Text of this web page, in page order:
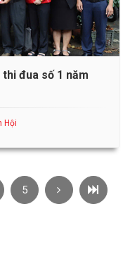
đua số 1 năm
Hội
5